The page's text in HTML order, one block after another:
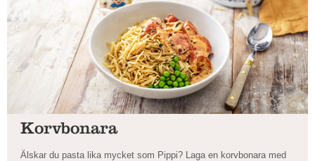
Korvbonara
Älskar du pasta lika mycket som Pippi? Laga en korvbonara med